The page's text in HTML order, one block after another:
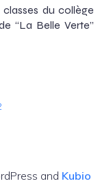
classes du collège
“La Belle Verte”
and Kubio